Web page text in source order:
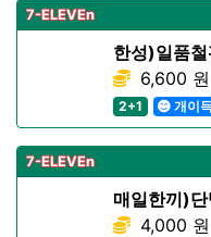
7-ELEVEn
한성)일품
6,600 원
2+1
개이
7-ELEVEn
매일한끼)
4,000 원